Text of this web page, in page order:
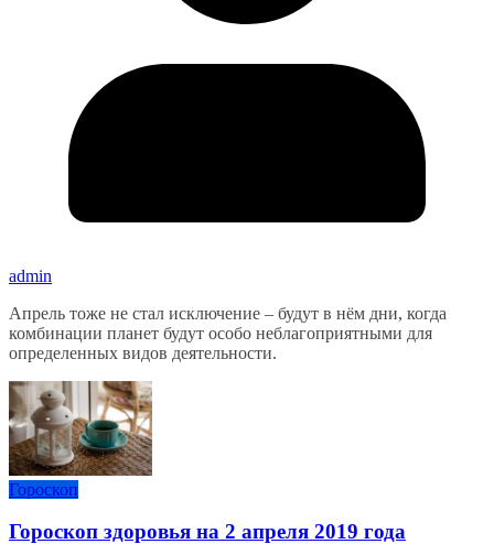
admin
Апрель тоже не стал исключение – будут в нём дни, когда
комбинации планет будут особо неблагоприятными для
определенных видов деятельности.
Гороскоп
Гороскоп здоровья на 2 апреля 2019 года